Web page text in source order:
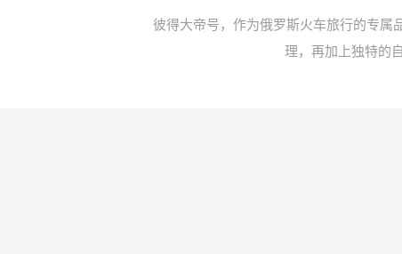
彼得大帝号，作为俄罗斯火车旅行的专属
理，再加上独特的